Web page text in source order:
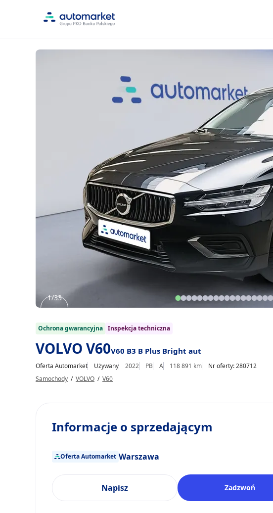
1
33
1/33
Ochrona gwarancyjna Inspekcja techniczna
VOLVO V60V60 B3 B Plus Bright aut
Oferta Automarket Używany 2022 PB A 118 891 km
Nr oferty: 280712
Samochody / VOLVO / V60
Informacje o sprzedającym
Oferta Automarket Warszawa
Napisz Zadzwoń